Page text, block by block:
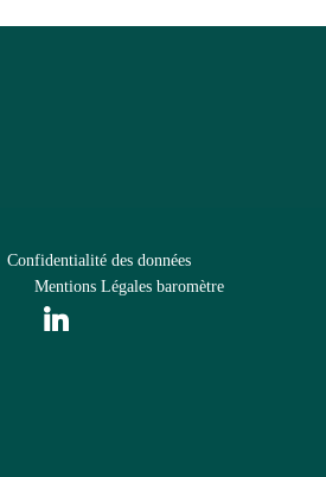
Confidentialité des données
Mentions Légales baromètre